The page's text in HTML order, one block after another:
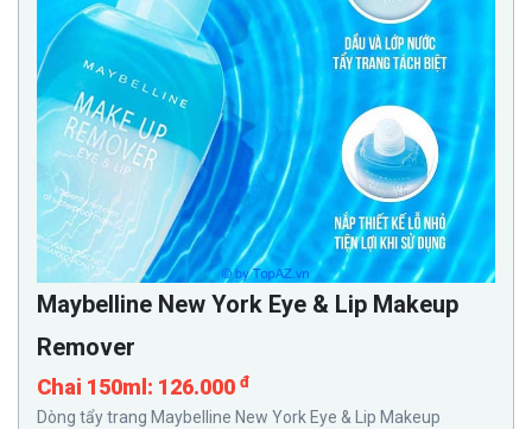
Maybelline New York Eye & Lip Makeup
Remover
Chai 150ml: 126.000 đ
Dòng tẩy trang Maybelline New York Eye & Lip Makeup